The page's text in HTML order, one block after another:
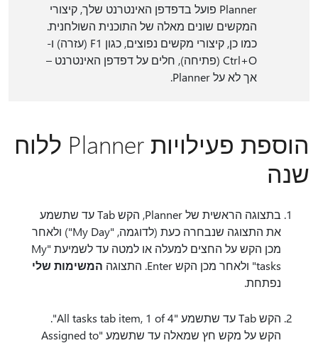
Planner פועל בדפדפן האינטרנט שלך, קיצורי
המקשים שונים מאלה של התוכנית השולחנית.
כמו כן, קיצורי מקשים נפוצים, כגון F1 (עזרה) ו-
Ctrl+O (פתיחה), חלים על דפדפן האינטרנט –
אך לא על Planner.
הוספת פעילויות Planner ללוח
שנה
בתצוגה הראשית של Planner, הקש Tab עד שתשמע
את התצוגה שנבחרה כעת (לדוגמה, "My Day") ולאחר
מכן הקש על החצים למעלה או למטה עד לשמיעת "My
tasks" ולאחר מכן הקש Enter. התצוגה
המשימות שלי
נפתחת.
הקש Tab עד שתשמע "All tasks tab item, 1 of 4".
הקש על מקש חץ שמאלה עד שתשמע "Assigned to